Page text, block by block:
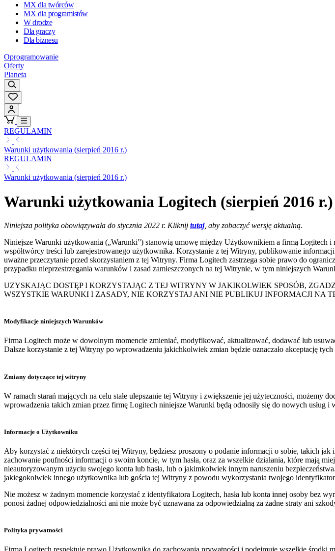
MX dla twórców
MX dla programistów
W drodze
Dla graczy
Dla biznesu
Oprogramowanie
Oferty
Planeta
REGULAMIN
Warunki użytkowania (sierpień 2016 r.)
REGULAMIN
Warunki użytkowania (sierpień 2016 r.)
Warunki użytkowania Logitech (sierpień 2016 r.)
Niniejsza polityka obowiązywała do stycznia 2022 r. Kliknij tutaj, aby zobaczyć wersję aktualną.
Niniejsze Warunki użytkowania („Warunki”) stanowią umowę między Użytkownikiem a firmą Logitech
współtwórcy treści lub zarejestrowanego użytkownika. Korzystanie z tej Witryny, publikowanie
uważne przeczytanie przed skorzystaniem z tej Witryny. Firma Logitech zastrzega sobie prawo do
przypadku nieprzestrzegania warunków i zasad zamieszczonych na tej Witrynie, w tym niniejszych
UZYSKAJĄC DOSTĘP I KORZYSTAJĄC Z TEJ WITRYNY W JAKIKOLWIEK SPOSÓB,
WSZYSTKIE WARUNKI I ZASADY, NIE KORZYSTAJ ANI NIE PUBLIKUJ INFORMACJI NA
Modyfikacje niniejszych Warunków
Firma Logitech może w dowolnym momencie zmieniać, modyfikować, aktualizować, dodawać lub
Dalsze korzystanie z tej Witryny po wprowadzeniu jakichkolwiek zmian będzie oznaczało akceptację tych
Zmiany dotyczące tej witryny
W ramach starań mających na celu stałe ulepszanie tej Witryny i zwiększenie jej użyteczności, możemy
wprowadzenia takich zmian przez firmę Logitech niniejsze Warunki będą odnosiły się do nowych usług
Informacje o Użytkowniku
Aby korzystać z niektórych części tej Witryny, będziesz proszony o podanie informacji o sobie, takich
zachowanie poufności informacji o swoim koncie, w tym hasła, oraz za wszelkie działania, które mają
nieautoryzowanym użyciu swojego konta lub hasła, lub o jakimkolwiek innym naruszeniu
jakiegokolwiek innego użytkownika lub gościa tej Witryny z powodu wykorzystania twojego
Nie możesz w żadnym momencie korzystać z identyfikatora Logitech, hasła lub konta innej osoby bez
ponosi żadnej odpowiedzialności ani nie może być uznawana za odpowiedzialną za żadne straty ani
Polityka prywatności